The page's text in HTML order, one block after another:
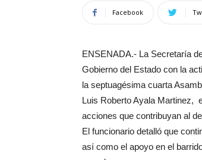
Facebook
ENSENADA.- La Secretaría
Gobierno del Estado con la
la septuagésima cuarta
Luis Roberto Ayala Martinez,
acciones que contribuyan al
El funcionario detalló que
así como el apoyo en el